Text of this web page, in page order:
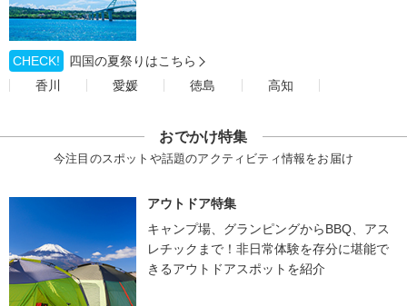
CHECK!
四国の夏祭りはこちら
香川
愛媛 徳島 高知
おでかけ特集
今注目のスポットや話題のアクティビティ情報をお届け
アウトドア特集
キャンプ場、グランピングからBBQ、アス
レチックまで！非日常体験を存分に堪能で
きるアウトドアスポットを紹介